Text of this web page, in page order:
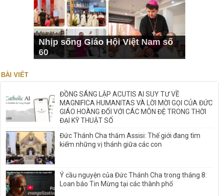
Nhịp sống Giáo Hội Việt Nam số
60
BÀI VIẾT
ĐỒNG SÁNG LẬP ACUTIS AI SUY TƯ VỀ
MAGNIFICA HUMANITAS VÀ LỜI MỜI GỌI CỦA ĐỨC
GIÁO HOÀNG ĐỐI VỚI CÁC MÔN ĐỆ TRONG THỜI
ĐẠI KỸ THUẬT SỐ
Đức Thánh Cha thăm Assisi: Thế giới đang tìm
kiếm những vị thánh giữa các con
Ý cầu nguyện của Đức Thánh Cha trong tháng 8:
Loan báo Tin Mừng tại các thành phố